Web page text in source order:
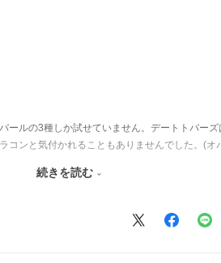
ルの3種しか試せていません。デートトパー
ンと気付かれることもありませんでした。(オ
パ良いです。
続きを読む